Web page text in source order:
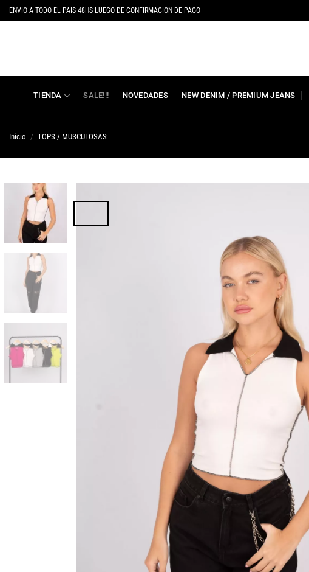
Saltar
al
ENVIO A TODO EL PAIS 48HS LUEGO DE CONFIRMACION DE PAGO
TIENDA SALE!!! NOVEDADES NEW DENIM / PREMIUM JEANS
Inicio / TOPS / MUSCULOSAS